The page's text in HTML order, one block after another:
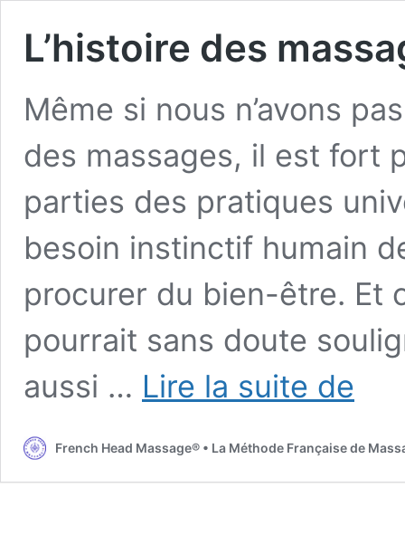
L’histoire des
Même si nous n’avons
des massages, il est fort
parties des pratiques
besoin instinctif humain
procurer du bien-être. Et
pourrait sans doute
aussi … Lire la suite de
French Head Massage® • La Méthode Française de